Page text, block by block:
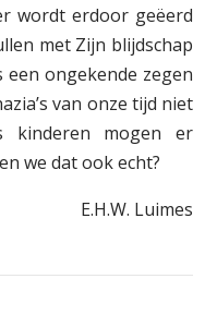
wordt erdoor geëerd
met Zijn blijdschap
een ongekende zegen
van onze tijd niet
kinderen mogen er
we dat ook echt?
E.H.W. Luimes